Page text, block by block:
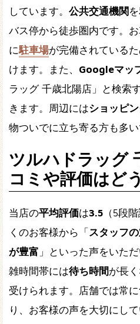
しています。 公共交通機関
バス停から徒歩圏内です。
に駐車場が完備されている
けます。また、 Googleマッ
ラッグ 千歳北陽店」と検索
きます。周辺にはショッピ
物ついでに立ち寄る方も多い
ツルハドラッグ
コミや評価はど
当店の平均評価は3.5 （5段
くのお客様から「スタッフ
が豊富 」といった声をいた
雑時間帯には待ち時間が長
受けられます。店舗では常に
り、お客様の声を大切にし